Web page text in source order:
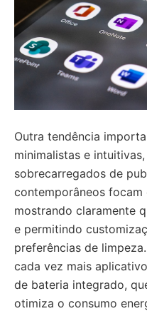
Outra tendência
minimalistas e
sobrecarregados de
contemporâneos
mostrando claramente
e permitindo
preferências de
cada vez mais
de bateria integrado,
otimiza o consumo